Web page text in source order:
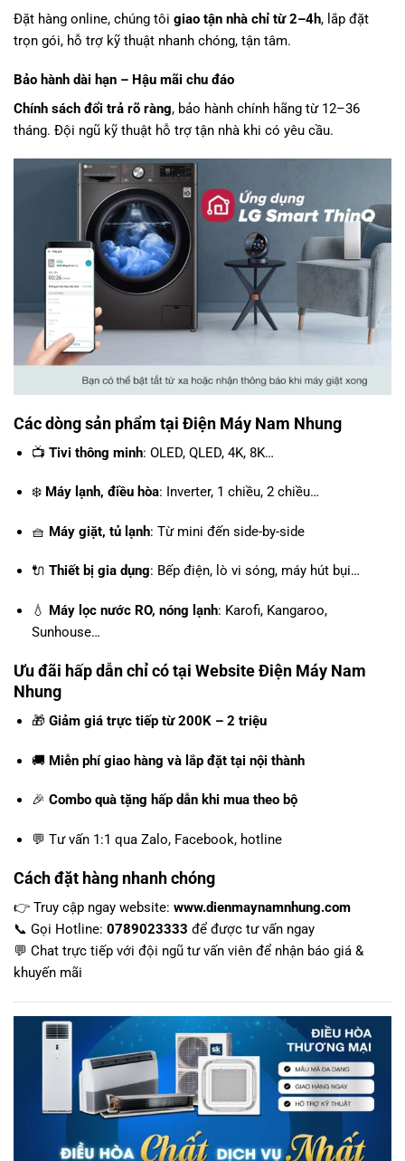
Đặt hàng online, chúng tôi giao tận nhà chỉ từ 2–4h, lắp đặt
trọn gói, hỗ trợ kỹ thuật nhanh chóng, tận tâm.
Bảo hành dài hạn – Hậu mãi chu đáo
Chính sách đổi trả rõ ràng, bảo hành chính hãng từ 12–36
tháng. Đội ngũ kỹ thuật hỗ trợ tận nhà khi có yêu cầu.
Các dòng sản phẩm tại Điện Máy Nam Nhung
📺 Tivi thông minh: OLED, QLED, 4K, 8K…
❄️ Máy lạnh, điều hòa: Inverter, 1 chiều, 2 chiều…
🧺 Máy giặt, tủ lạnh: Từ mini đến side-by-side
🔌 Thiết bị gia dụng: Bếp điện, lò vi sóng, máy hút bụi…
💧 Máy lọc nước RO, nóng lạnh: Karofi, Kangaroo,
Sunhouse…
Ưu đãi hấp dẫn chỉ có tại Website Điện Máy Nam
Nhung
🎁 Giảm giá trực tiếp từ 200K – 2 triệu
🚚 Miễn phí giao hàng và lắp đặt tại nội thành
🎉 Combo quà tặng hấp dẫn khi mua theo bộ
💬 Tư vấn 1:1 qua Zalo, Facebook, hotline
Cách đặt hàng nhanh chóng
👉 Truy cập ngay website: www.dienmaynamnhung.com
📞 Gọi Hotline: 0789023333 để được tư vấn ngay
💬 Chat trực tiếp với đội ngũ tư vấn viên để nhận báo giá &
khuyến mãi